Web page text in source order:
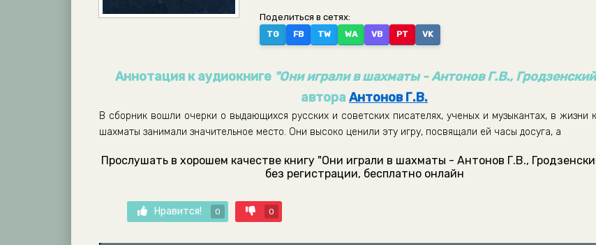
Поделиться в сетях:
TG FB TW WA VB PT VK
Аннотация к аудиокниге "Они играли в шахматы - Антонов Г.В.,
автора Антонов Г.В.
В сборник вошли очерки о выдающихся русских и советских писателях, ученых и музыкантах, в жизни
шахматы занимали значительное место. Они высоко ценили эту игру, посвящали ей часы досуга, а
Прослушать в хорошем качестве книгу "Они играли в шахматы - Антонов Г.В.,
без регистрации, бесплатно онлайн
Нравится! 0 0